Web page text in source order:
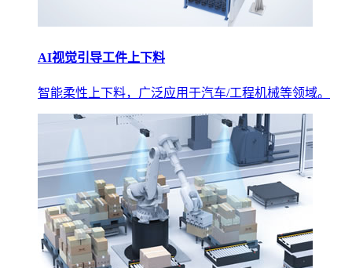
AI视觉引导工件上下料
智能柔性上下料，广泛应用于汽车/工程机械等领域。